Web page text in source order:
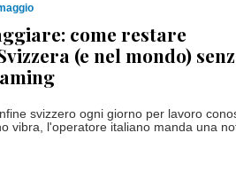
come restare
(e nel mondo)
svizzero ogni giorno per lavoro
vibra, l'operatore italiano manda una